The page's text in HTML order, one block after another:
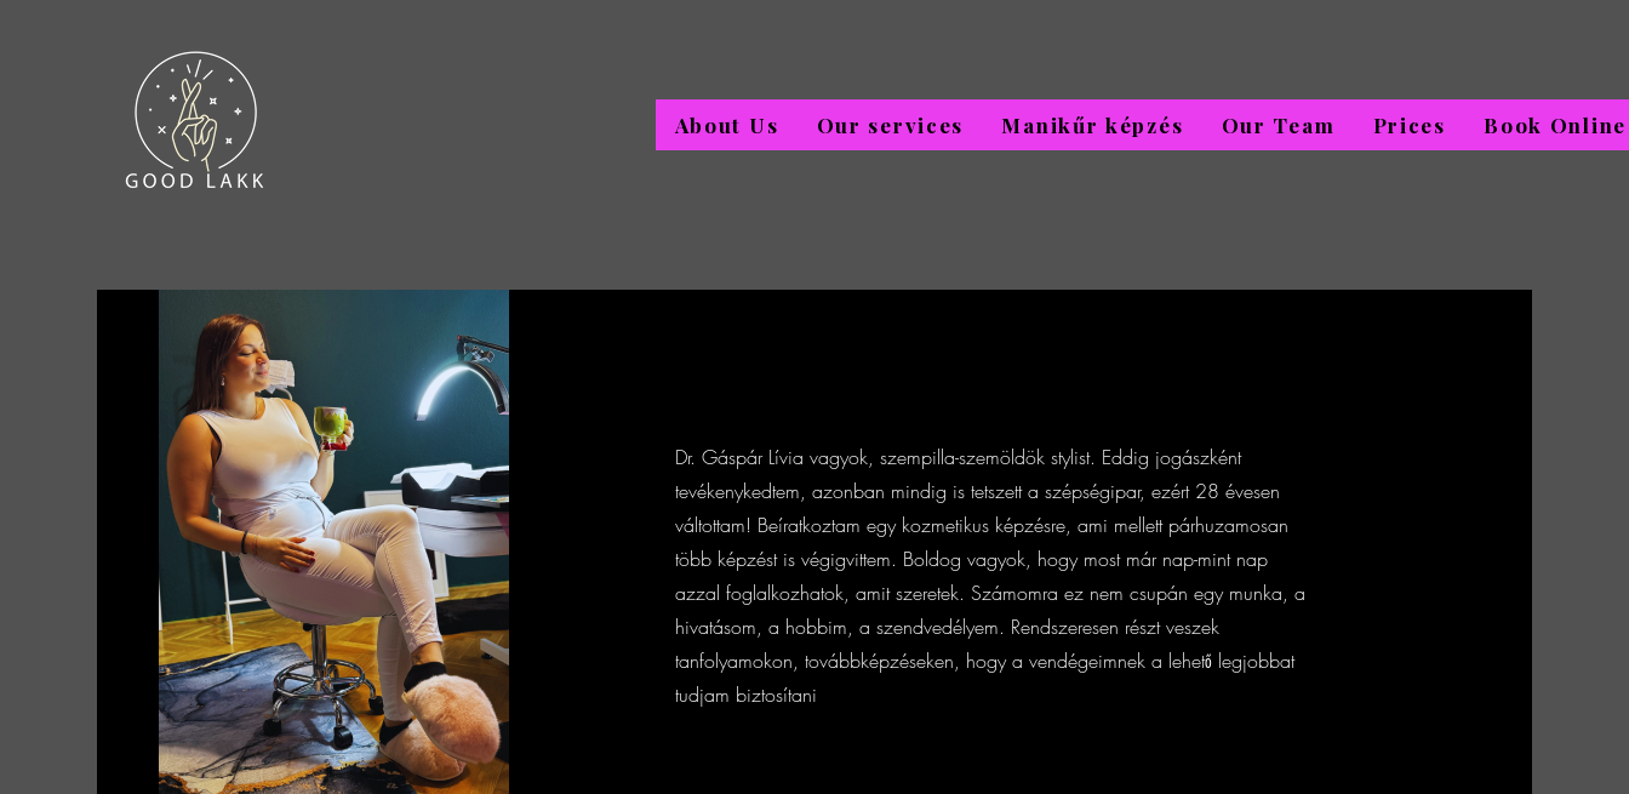
About Us Our services Manikűr képzés Our Team Prices Book Online
Dr. Gáspár Lívia vagyok, szempilla-szemöldök stylist. Eddig jogászként
tevékenykedtem, azonban mindig is tetszett a szépségipar, ezért 28 évesen
váltottam! Beíratkoztam egy kozmetikus képzésre, ami mellett párhuzamosan
több képzést is végigvittem. Boldog vagyok, hogy most már nap-mint nap
azzal foglalkozhatok, amit szeretek. Számomra ez nem csupán egy munka, a
hivatásom, a hobbim, a szendvedélyem. Rendszeresen részt veszek
tanfolyamokon, továbbképzéseken, hogy a vendégeimnek a lehető legjobbat
tudjam biztosítani